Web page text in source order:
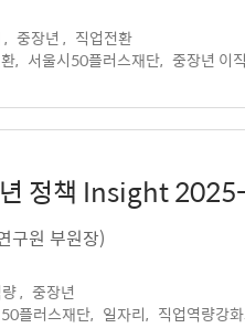
중장년 , 직업전환
, 서울시50플러스재단, 중장년 이
정책 Insight
구원 부원장)
, 중장년
플러스재단, 일자리, 직업역량강